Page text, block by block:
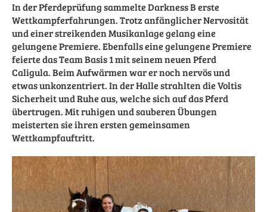
In der Pferdeprüfung sammelte Darkness B erste
Wettkampferfahrungen. Trotz anfänglicher Nervosität
und einer streikenden Musikanlage gelang eine
gelungene Premiere. Ebenfalls eine gelungene Premiere
feierte das Team Basis 1 mit seinem neuen Pferd
Caligula. Beim Aufwärmen war er noch nervös und
etwas unkonzentriert. In der Halle strahlten die Voltis
Sicherheit und Ruhe aus, welche sich auf das Pferd
übertrugen. Mit ruhigen und sauberen Übungen
meisterten sie ihren ersten gemeinsamen
Wettkampfauftritt.